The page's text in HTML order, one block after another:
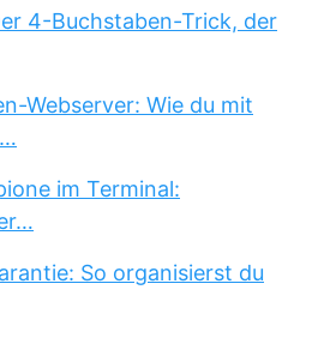
4-Buchstaben-Trick, der
Webserver: Wie du mit
im Terminal:
So organisierst du